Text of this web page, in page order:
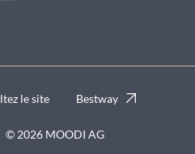
© 2026 MOODI AG
le site
Bestway